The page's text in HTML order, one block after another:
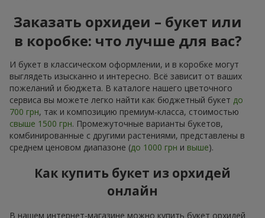
Заказать орхидеи – букет или
в коробке: что лучше для вас?
И букет в классическом оформлении, и в коробке могут
выглядеть изысканно и интересно. Всё зависит от ваших
пожеланий и бюджета. В каталоге нашего цветочного
сервиса вы можете легко найти как бюджетный букет до
700 грн, так и композицию премиум-класса, стоимостью
свыше 1500 грн. Промежуточные варианты букетов,
комбинированные с другими растениями, представлены в
среднем ценовом диапазоне (до 1000 грн и выше).
Как купить букет из орхидей
онлайн
В нашем интернет-магазине можно купить букет орхидей